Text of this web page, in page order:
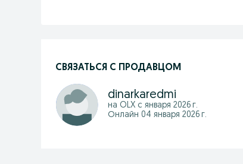
СВЯЗАТЬСЯ С ПРОДАВЦОМ
dinarkaredmi
на OLX с января 2026 г.
Онлайн 04 января 2026 г.